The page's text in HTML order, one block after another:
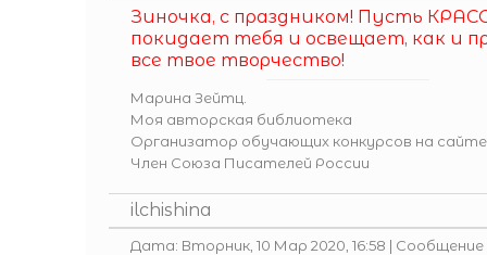
Зиночка, с праздником! Пусть
покидает тебя и освещает, как и
все твое творчество!
Марина Зейтц.
Моя авторская библиотека
Организатор обучающих конкурсов на
Член Союза Писателей России
ilchishina
Дата: Вторник, 10 Мар 2020, 16:58 |